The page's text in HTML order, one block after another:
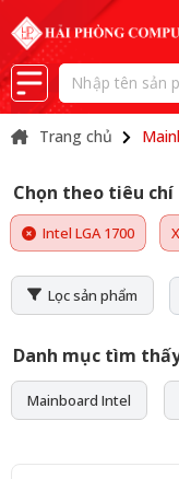
Trang chủ
Chọn theo tiêu chí
Intel LGA 1700
Lọc sản phẩm
Danh mục tìm
Mainboard Intel